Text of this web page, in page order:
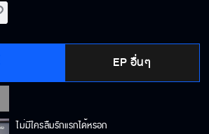
EP อื่นๆ
ไม่มีใครลืมรักแรกได้หรอก